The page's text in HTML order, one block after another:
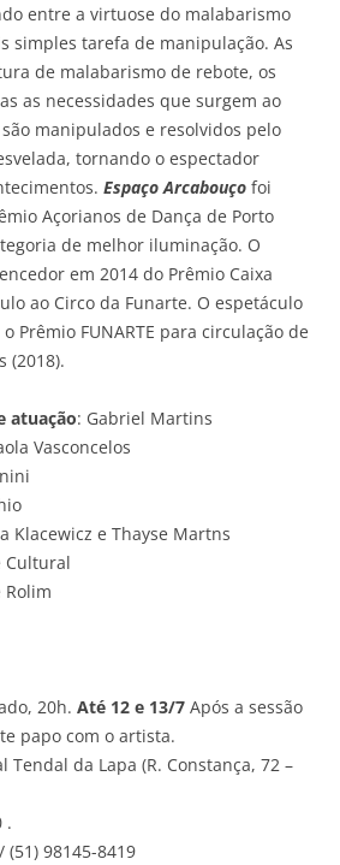
entre a virtuose do malabarismo
simples tarefa de manipulação. As
de malabarismo de rebote, os
as necessidades que surgem ao
manipulados e resolvidos pelo
tornando o espectador
Espaço Arcabouço foi
Açorianos de Dança de Porto
de melhor iluminação. O
em 2014 do Prêmio Caixa
ao Circo da Funarte. O espetáculo
Prêmio FUNARTE para circulação de
(2018).
atuação: Gabriel Martins
Vasconcelos
Klacewicz e Thayse Martns
Cultural
20h. Até 12 e 13/7 Após a sessão
papo com o artista.
Tendal da Lapa (R. Constança, 72 –
.
(51) 98145-8419